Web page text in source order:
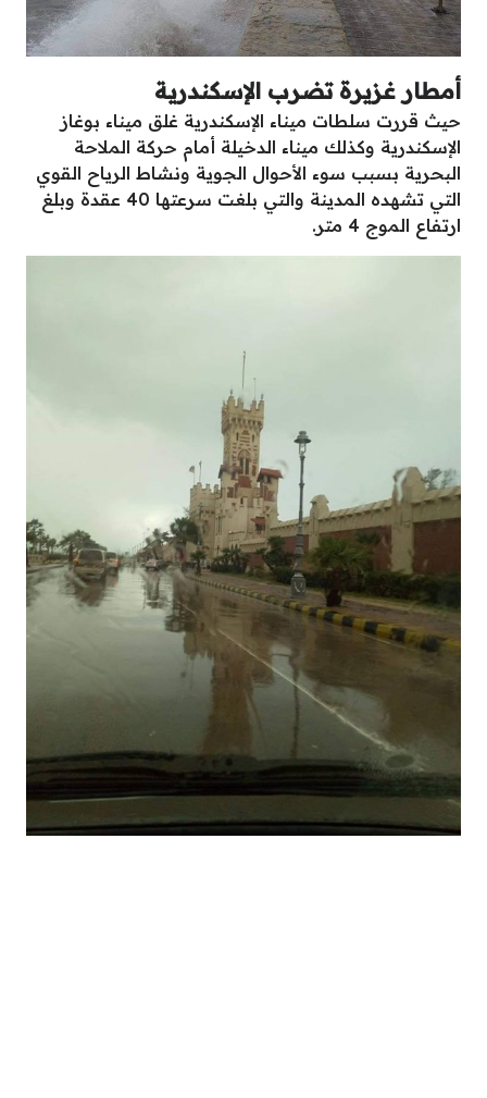
أمطار غزيرة تضرب الإسكندرية
حيث قررت سلطات ميناء الإسكندرية غلق ميناء بوغاز
الإسكندرية وكذلك ميناء الدخيلة أمام حركة الملاحة
البحرية بسبب سوء الأحوال الجوية ونشاط الرياح القوي
التي تشهده المدينة والتي بلغت سرعتها 40 عقدة وبلغ
ارتفاع الموج 4 متر.